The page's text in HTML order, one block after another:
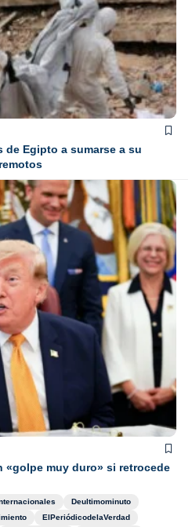
de Egipto a sumarse a su
«golpe muy duro» si retrocede
Deultimominuto
ElPeriódicodelaVerdad